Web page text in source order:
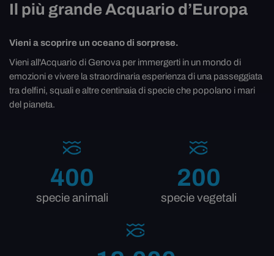
Il più grande Acquario d’Europa
Vieni a scoprire un oceano di sorprese.
Vieni all'Acquario di Genova per immergerti in un mondo di
emozioni e vivere la straordinaria esperienza di una passeggiata
tra delfini, squali e altre centinaia di specie che popolano i mari
del pianeta.
400
specie animali
200
specie vegetali